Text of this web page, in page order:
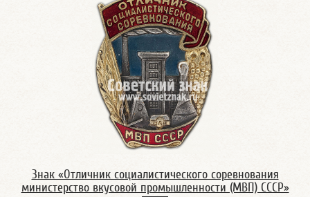
Знак «Отличник социалистического соревнования
министерство вкусовой промышленности (МВП) СССР»